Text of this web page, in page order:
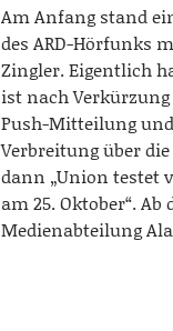
Am Anfang stand
des ARD-Hörfunks
Zingler. Eigentlich
ist nach Verkürzung
Push-Mitteilung
Verbreitung über
dann „Union testet
am 25. Oktober“.
Medienabteilung